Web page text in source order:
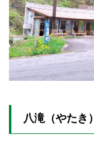
八滝（やたき）